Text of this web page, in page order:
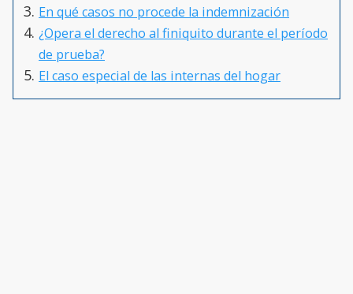
En qué casos no procede la indemnización
¿Opera el derecho al finiquito durante el período
de prueba?
El caso especial de las internas del hogar